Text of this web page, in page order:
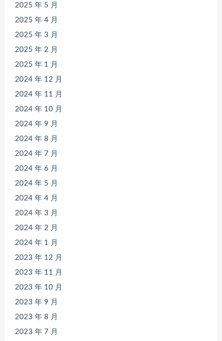
2025 年 5 月
2025 年 4 月
2025 年 3 月
2025 年 2 月
2025 年 1 月
2024 年 12 月
2024 年 11 月
2024 年 10 月
2024 年 9 月
2024 年 8 月
2024 年 7 月
2024 年 6 月
2024 年 5 月
2024 年 4 月
2024 年 3 月
2024 年 2 月
2024 年 1 月
2023 年 12 月
2023 年 11 月
2023 年 10 月
2023 年 9 月
2023 年 8 月
2023 年 7 月